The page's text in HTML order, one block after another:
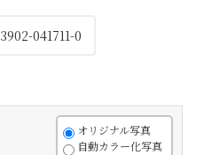
3902-041711-0
オリジナル写真
自動カラー化写真